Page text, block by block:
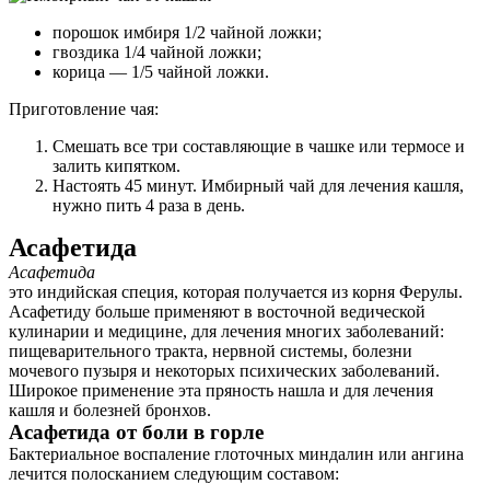
порошок имбиря 1/2 чайной ложки;
гвоздика 1/4 чайной ложки;
корица — 1/5 чайной ложки.
Приготовление чая:
Смешать все три составляющие в чашке или термосе и
залить кипятком.
Настоять 45 минут. Имбирный чай для лечения кашля,
нужно пить 4 раза в день.
Асафетида
Асафетида
это индийская специя, которая получается из корня Ферулы.
Асафетиду больше применяют в восточной ведической
кулинарии и медицине, для лечения многих заболеваний:
пищеварительного тракта, нервной системы, болезни
мочевого пузыря и некоторых психических заболеваний.
Широкое применение эта пряность нашла и для лечения
кашля и болезней бронхов.
Асафетида от боли в горле
Бактериальное воспаление глоточных миндалин или ангина
лечится полосканием следующим составом: